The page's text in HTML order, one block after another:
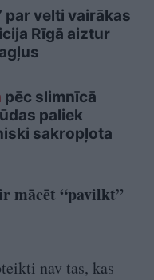
par velti vairākas
Rīgā aiztur
pēc slimnīcā
paliek
sakropļota
mācēt “pavilkt”
nav tas, kas